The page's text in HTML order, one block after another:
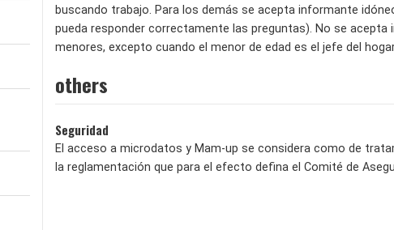
buscando trabajo. Para los demás se acepta informante
pueda responder correctamente las preguntas). No se
menores, excepto cuando el menor de edad es el jefe del
others
Seguridad
El acceso a microdatos y Mam-up se considera como de
la reglamentación que para el efecto defina el Comité de